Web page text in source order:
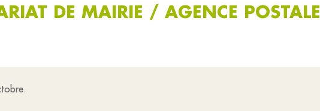
DE MAIRIE / AGENCE POSTALE